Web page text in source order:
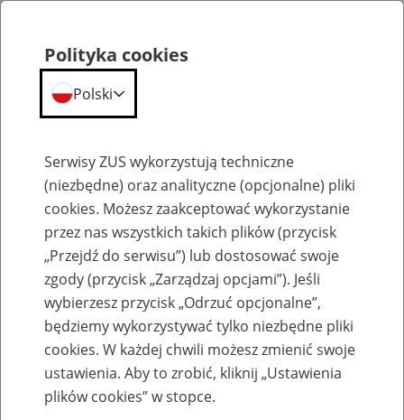
Przepraszamy,
podana strona nie została znaleziona.
Błąd 404
Przejdź do strony głównej
Polityka cookies
Polski
Serwisy ZUS wykorzystują techniczne
(niezbędne) oraz analityczne (opcjonalne) pliki
cookies. Możesz zaakceptować wykorzystanie
przez nas wszystkich takich plików (przycisk
„Przejdź do serwisu”) lub dostosować swoje
zgody (przycisk „Zarządzaj opcjami”). Jeśli
wybierzesz przycisk „Odrzuć opcjonalne”,
będziemy wykorzystywać tylko niezbędne pliki
cookies. W każdej chwili możesz zmienić swoje
ustawienia. Aby to zrobić, kliknij „Ustawienia
plików cookies” w stopce.